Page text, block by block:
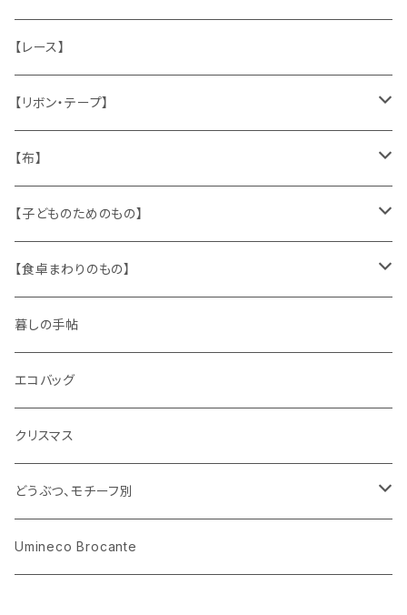
キャラクター
ピノキオ
お部屋に飾るもの
メタル製品
缶、箱
陶磁器
文房具
木製品
ミニチュア、ドールハウス
蔵書票、荷札、ビュバー、伝票
シール、ステッカー、クロモス
袋、箱、ナプキン、コースター
パズル、ゲーム
古本、古雑誌、古えほん
古レコード
古せっけん
ラッピングペーパー、壁紙
ひも、テープ
切手
スタンプ
文房具
木
貝
メタル
ガラス
プラスチック
紙
【レース】
【リボン・テープ】
チロルテープ・イニシャルテープ
トリム
ワッペン
【布】
キッチンクロス、ナプキン
ニット
布地
【子どものためのもの】
身に着けるもの
【食卓まわりのもの】
ガラス
花びん
小物入れ
陶磁器
カップアンドソーサー
プレート
木製品
ホーロー
メタル
暮しの手帖
エコバッグ
クリスマス
どうぶつ、モチーフ別
くま、ベア
Umineco Brocante